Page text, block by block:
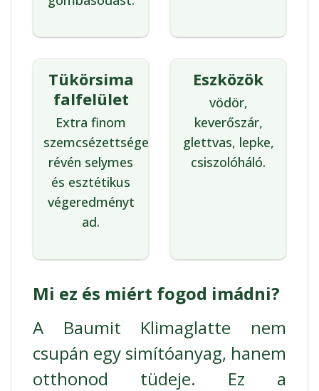
Tükörsima
falfelület
Extra finom
szemcsézettsége
révén selymes
és esztétikus
végeredményt
ad.
Eszközök
vödör,
keverőszár,
glettvas, lepke,
csiszolóháló.
Mi ez és miért fogod imádni?
A Baumit Klimaglatte nem
csupán egy simítóanyag, hanem
otthonod tüdeje. Ez a